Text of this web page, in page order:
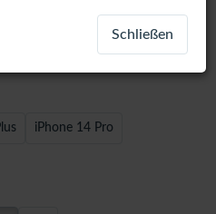
- iPhone 14 /
iPhone 14 Pro
Schließen